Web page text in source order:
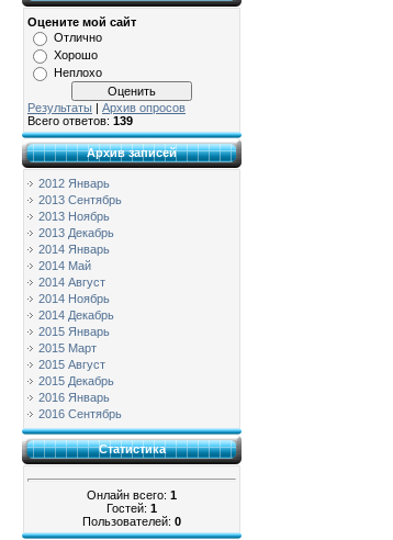
Оцените мой сайт
Отлично
Хорошо
Неплохо
Результаты | Архив опросов
Всего ответов: 139
Архив записей
2012 Январь
2013 Сентябрь
2013 Ноябрь
2013 Декабрь
2014 Январь
2014 Май
2014 Август
2014 Ноябрь
2014 Декабрь
2015 Январь
2015 Март
2015 Август
2015 Декабрь
2016 Январь
2016 Сентябрь
Статистика
Онлайн всего: 1
Гостей: 1
Пользователей: 0